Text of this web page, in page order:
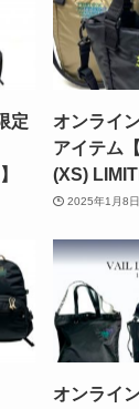
定
オンライ
アイテム
(XS)
2025年1月8日
オンライ